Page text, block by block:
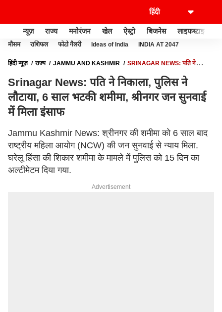
न्यूज़ राज्य मनोरंजन खेल ऐस्ट्रो बिजनेस लाइफस्टाइल
मौसम राशिफल फोटो गैलरी Ideas of India INDIA AT 2047
हिंदी न्यूज़ राज्य JAMMU AND KASHMIR
SRINAGAR NEWS: पति ने
Srinagar News: पति ने निकाला, पुलिस ने
लौटाया, 6 साल भटकी शमीमा, श्रीनगर जन सुनवाई
में मिला इंसाफ
Jammu Kashmir News: श्रीनगर की शमीमा को 6 साल बाद
राष्ट्रीय महिला आयोग (NCW) की जन सुनवाई से न्याय मिला.
घरेलू हिंसा की शिकार शमीमा के मामले में पुलिस को 15 दिन का
अल्टीमेटम दिया गया.
Advertisement